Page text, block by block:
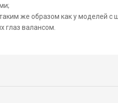
же образом как у моделей
глаз валансом.